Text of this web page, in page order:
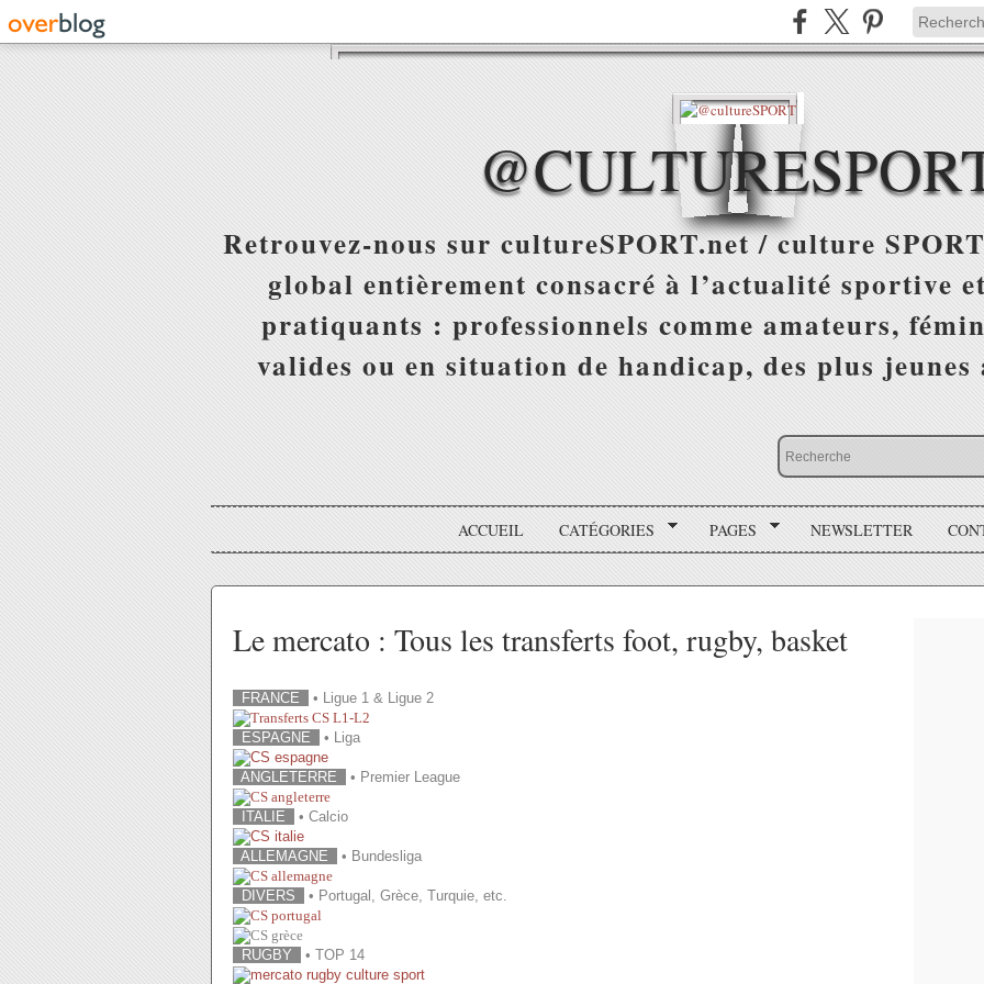
Retrouvez-nous sur cultureSPORT.net / culture
global entièrement consacré à l’actualité sportive
pratiquants : professionnels comme amateurs,
valides ou en situation de handicap, des plus
ACCUEIL CATÉGORIES PAGES NEWSLETTER
Le mercato : Tous les transferts foot, rugby, basket
FRANCE • Ligue 1 & Ligue 2
ESPAGNE • Liga
ANGLETERRE • Premier League
ITALIE • Calcio
ALLEMAGNE • Bundesliga
DIVERS • Portugal, Grèce, Turquie, etc.
RUGBY • TOP 14